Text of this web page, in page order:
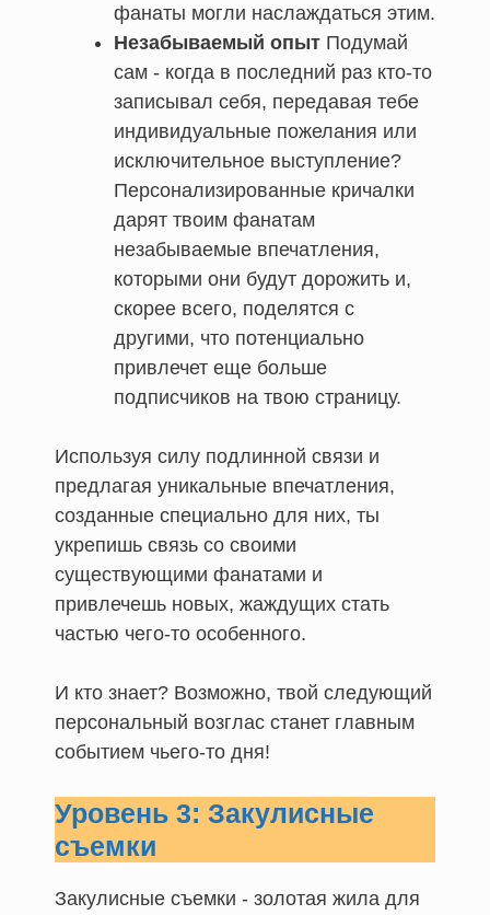
фанаты могли наслаждаться этим.
Незабываемый опыт Подумай
сам - когда в последний раз кто-то
записывал себя, передавая тебе
индивидуальные пожелания или
исключительное выступление?
Персонализированные кричалки
дарят твоим фанатам
незабываемые впечатления,
которыми они будут дорожить и,
скорее всего, поделятся с
другими, что потенциально
привлечет еще больше
подписчиков на твою страницу.
Используя силу подлинной связи и
предлагая уникальные впечатления,
созданные специально для них, ты
укрепишь связь со своими
существующими фанатами и
привлечешь новых, жаждущих стать
частью чего-то особенного.
И кто знает? Возможно, твой следующий
персональный возглас станет главным
событием чьего-то дня!
Уровень 3: Закулисные
съемки
Закулисные съемки - золотая жила для